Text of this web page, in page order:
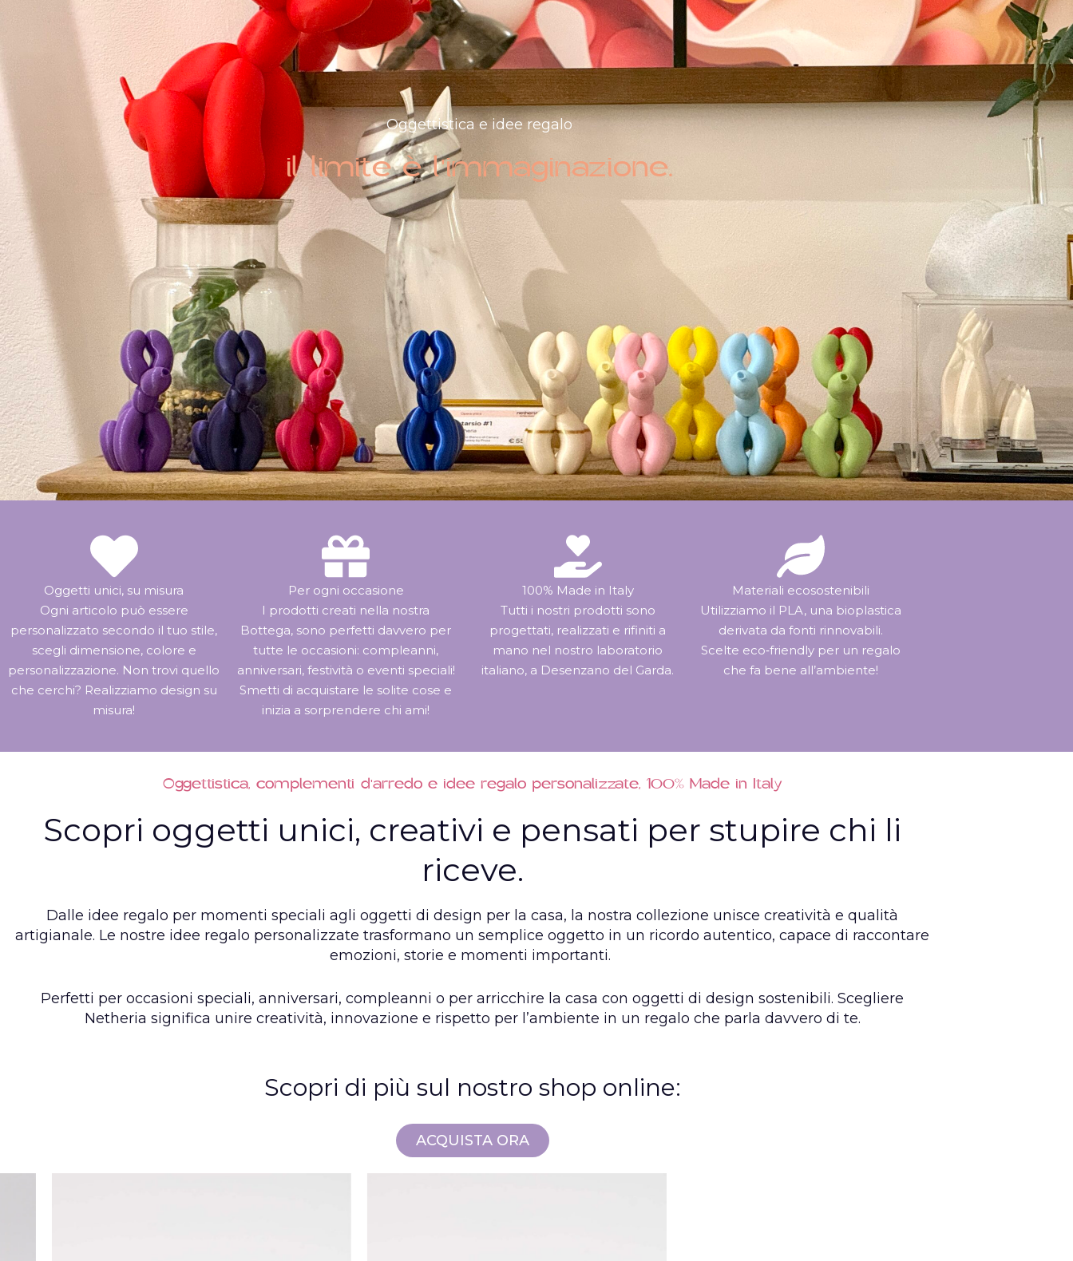
Oggettistica e idee regalo
il limite è l'immaginazione.
Oggetti unici, su misura
Ogni articolo può essere
personalizzato secondo il tuo stile,
scegli dimensione, colore e
personalizzazione. Non trovi quello
che cerchi? Realizziamo design su
misura!
Per ogni occasione
I prodotti creati nella nostra
Bottega, sono perfetti davvero per
tutte le occasioni: compleanni,
anniversari, festività o eventi speciali!
Smetti di acquistare le solite cose e
inizia a sorprendere chi ami!
100% Made in Italy
Tutti i nostri prodotti sono
progettati, realizzati e rifiniti a
mano nel nostro laboratorio
italiano, a Desenzano del Garda.
Materiali ecosostenibili
Utilizziamo il PLA, una bioplastica
derivata da fonti rinnovabili.
Scelte eco‑friendly per un regalo
che fa bene all’ambiente!
Oggettistica, complementi d'arredo e idee regalo personalizzate, 100% Made in Italy
Scopri oggetti unici, creativi e pensati per stupire chi li
riceve.
Dalle idee regalo per momenti speciali agli oggetti di design per la casa, la nostra collezione unisce creatività e qualità
artigianale. Le nostre idee regalo personalizzate trasformano un semplice oggetto in un ricordo autentico, capace di raccontare
emozioni, storie e momenti importanti.
Perfetti per occasioni speciali, anniversari, compleanni o per arricchire la casa con oggetti di design sostenibili. Scegliere
Netheria significa unire creatività, innovazione e rispetto per l’ambiente in un regalo che parla davvero di te.
Scopri di più sul nostro shop online:
ACQUISTA ORA